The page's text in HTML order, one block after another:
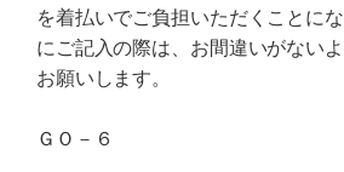
を着払いでご負担いただくことに
にご記入の際は、お間違いがない
お願いします。
ＧＯ－６